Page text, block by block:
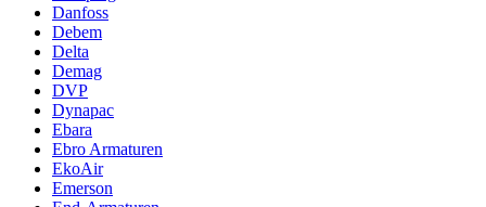
Danfoss
Debem
Delta
Demag
DVP
Dynapac
Ebara
Ebro Armaturen
EkoAir
Emerson